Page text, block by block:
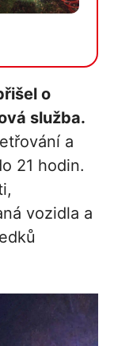
o
služba.
a
21 hodin.
vozidla a